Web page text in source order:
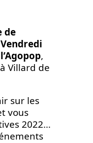
de
Vendredi
,
Villard de
sur les
vous
2022…